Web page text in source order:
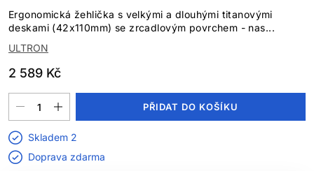
Ergonomická žehlička s velkými a dlouhými titanovými
deskami (42x110mm) se zrcadlovým povrchem - nas...
ULTRON
2 589 Kč
PŘIDAT DO KOŠÍKU
Skladem 2
Doprava zdarma